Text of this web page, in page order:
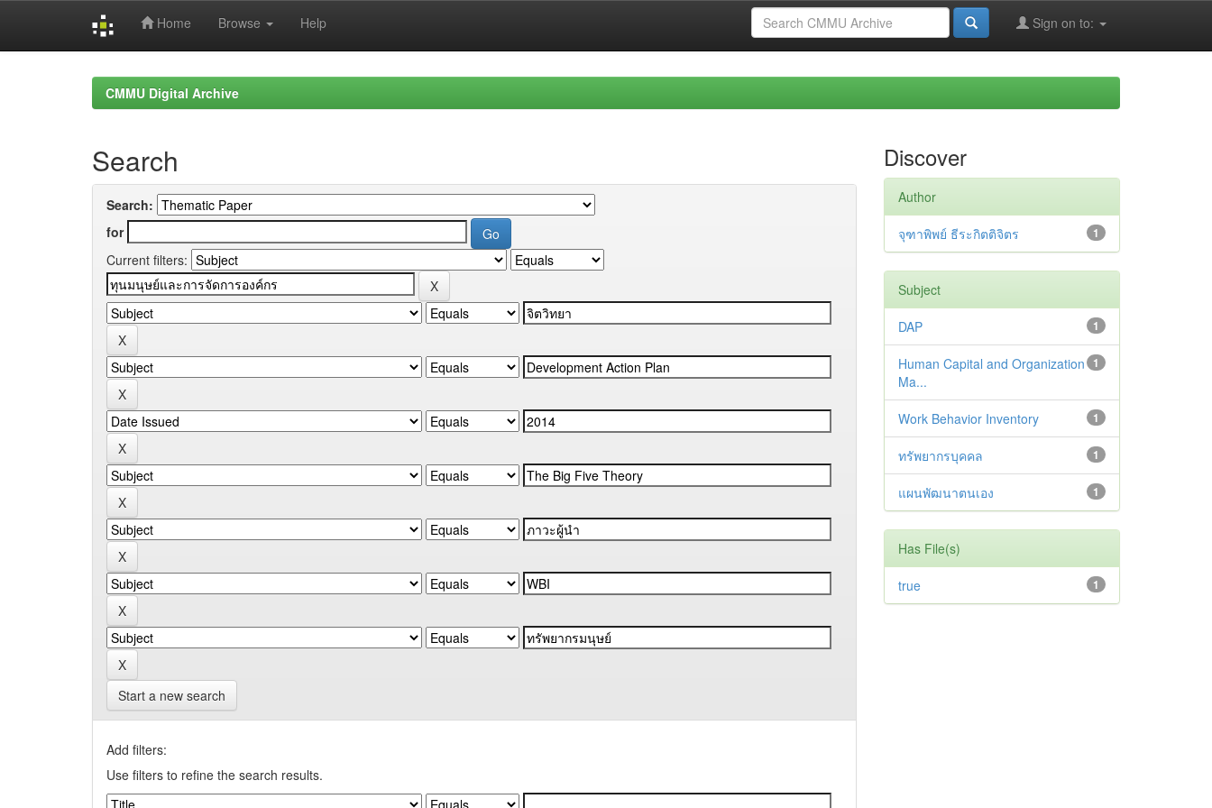
Home Browse Help Sign on to:
CMMU Digital Archive
Search
Search:
for
Current filters:
Start a new search
Add filters:
Use filters to refine the search results.
Discover
Author
1
จุฑาพิพย์ ธีระกิตติจิตร
Subject
1
DAP
1
Human Capital and Organization
Ma...
1
Work Behavior Inventory
1
ทรัพยากรบุคคล
1
แผนพัฒนาตนเอง
Has File(s)
1
true